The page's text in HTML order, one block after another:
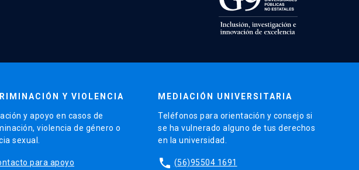
Y VIOLENCIA
y apoyo en casos de
violencia de género o
sexual.
para apoyo
MEDIACIÓN UNIVERSITARIA
Teléfonos para orientación y consejo si
se ha vulnerado alguno de tus derechos
en la universidad.
phone (56)95504 1691